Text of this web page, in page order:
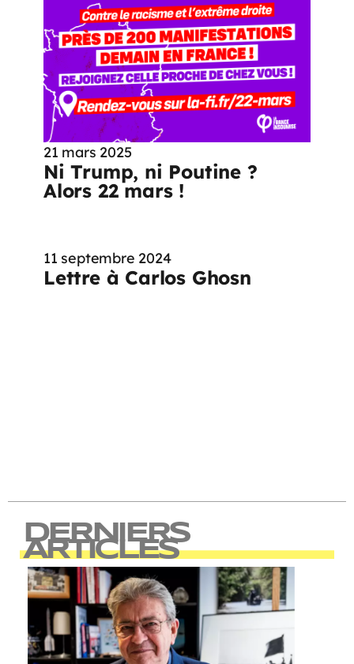
21 mars 2025
Ni Trump, ni Poutine ?
Alors 22 mars !
11 septembre 2024
Lettre à Carlos Ghosn
DERNIERS
ARTICLES